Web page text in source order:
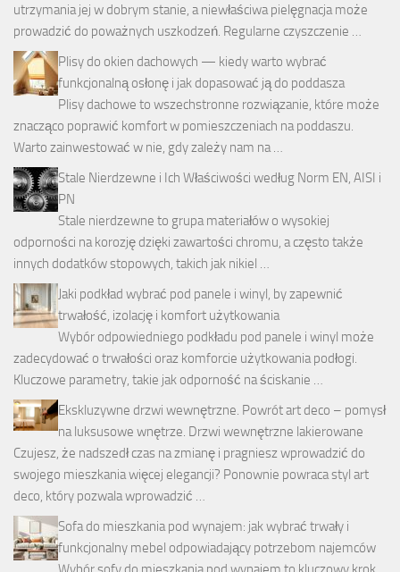
utrzymania jej w dobrym stanie, a niewłaściwa pielęgnacja może
prowadzić do poważnych uszkodzeń. Regularne czyszczenie …
Plisy do okien dachowych — kiedy warto wybrać
funkcjonalną osłonę i jak dopasować ją do poddasza
Plisy dachowe to wszechstronne rozwiązanie, które może
znacząco poprawić komfort w pomieszczeniach na poddaszu.
Warto zainwestować w nie, gdy zależy nam na …
Stale Nierdzewne i Ich Właściwości według Norm EN, AISI i
PN
Stale nierdzewne to grupa materiałów o wysokiej
odporności na korozję dzięki zawartości chromu, a często także
innych dodatków stopowych, takich jak nikiel …
Jaki podkład wybrać pod panele i winyl, by zapewnić
trwałość, izolację i komfort użytkowania
Wybór odpowiedniego podkładu pod panele i winyl może
zadecydować o trwałości oraz komforcie użytkowania podłogi.
Kluczowe parametry, takie jak odporność na ściskanie …
Ekskluzywne drzwi wewnętrzne. Powrót art deco – pomysł
na luksusowe wnętrze. Drzwi wewnętrzne lakierowane
Czujesz, że nadszedł czas na zmianę i pragniesz wprowadzić do
swojego mieszkania więcej elegancji? Ponownie powraca styl art
deco, który pozwala wprowadzić …
Sofa do mieszkania pod wynajem: jak wybrać trwały i
funkcjonalny mebel odpowiadający potrzebom najemców